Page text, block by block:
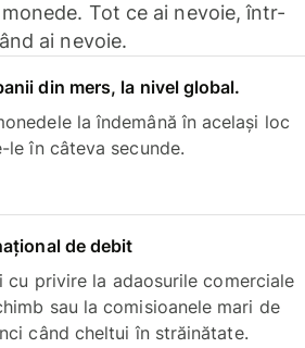
Tot ce ai nevoie, într-
ai nevoie.
din mers, la nivel global.
la îndemână în același loc
le în câteva secunde.
de debit
cu privire la adaosurile comerciale
sau la comisioanele mari de
când cheltui în străinătate.